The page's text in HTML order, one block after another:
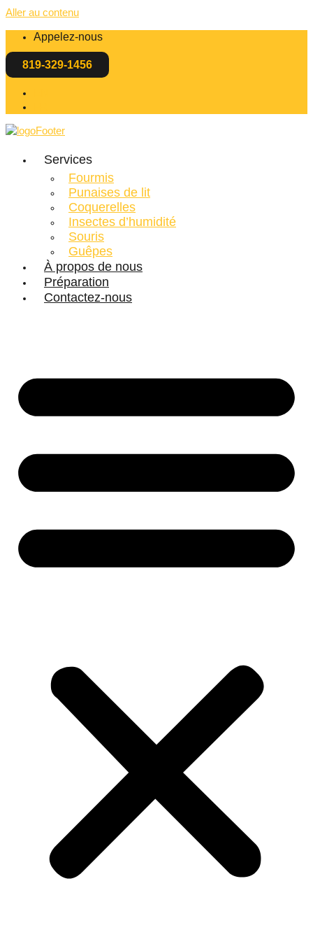
Aller au contenu
Appelez-nous
819-329-1456
Services
Fourmis
Punaises de lit
Coquerelles
Insectes d’humidité
Souris
Guêpes
À propos de nous
Préparation
Contactez-nous